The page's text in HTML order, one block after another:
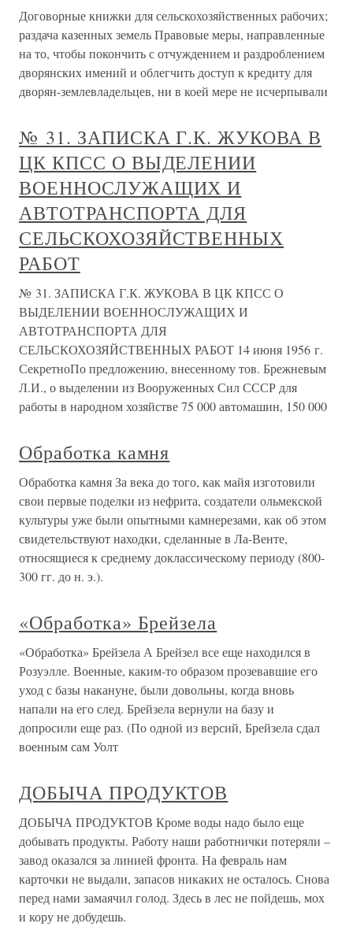
Договорные книжки для сельскохозяйственных рабочих;
раздача казенных земель Правовые меры, направленные
на то, чтобы покончить с отчуждением и раздроблением
дворянских имений и облегчить доступ к кредиту для
дворян-землевладельцев, ни в коей мере не исчерпывали
№ 31. ЗАПИСКА Г.К. ЖУКОВА В
ЦК КПСС О ВЫДЕЛЕНИИ
ВОЕННОСЛУЖАЩИХ И
АВТОТРАНСПОРТА ДЛЯ
СЕЛЬСКОХОЗЯЙСТВЕННЫХ
РАБОТ
№ 31. ЗАПИСКА Г.К. ЖУКОВА В ЦК КПСС О
ВЫДЕЛЕНИИ ВОЕННОСЛУЖАЩИХ И
АВТОТРАНСПОРТА ДЛЯ
СЕЛЬСКОХОЗЯЙСТВЕННЫХ РАБОТ 14 июня 1956 г.
СекретноПо предложению, внесенному тов. Брежневым
Л.И., о выделении из Вооруженных Сил СССР для
работы в народном хозяйстве 75 000 автомашин, 150 000
Обработка камня
Обработка камня За века до того, как майя изготовили
свои первые поделки из нефрита, создатели ольмекской
культуры уже были опытными камнерезами, как об этом
свидетельствуют находки, сделанные в Ла-Венте,
относящиеся к среднему доклассическому периоду (800-
300 гг. до н. э.).
«Обработка» Брейзела
«Обработка» Брейзела А Брейзел все еще находился в
Розуэлле. Военные, каким-то образом прозевавшие его
уход с базы накануне, были довольны, когда вновь
напали на его след. Брейзела вернули на базу и
допросили еще раз. (По одной из версий, Брейзела сдал
военным сам Уолт
ДОБЫЧА ПРОДУКТОВ
ДОБЫЧА ПРОДУКТОВ Кроме воды надо было еще
добывать продукты. Работу наши работнички потеряли –
завод оказался за линией фронта. На февраль нам
карточки не выдали, запасов никаких не осталось. Снова
перед нами замаячил голод. Здесь в лес не пойдешь, мох
и кору не добудешь.